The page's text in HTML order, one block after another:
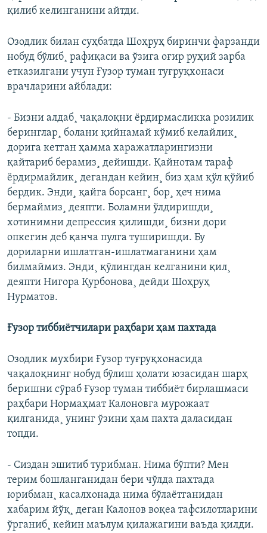
қилиб келинганини айтди.
Озодлик билан суҳбатда Шоҳруҳ биринчи фарзанди
нобуд бўлиб¸ рафиқаси ва ўзига оғир руҳий зарба
етказилгани учун Ғузор туман туғруқхонаси
врачларини айблади:
- Бизни алдаб¸ чақалоқни ëрдирмасликка розилик
беринглар¸ болани қийнамай кўмиб келайлик¸
дорига кетган ҳамма харажатларингизни
қайтариб берамиз¸ дейишди. Қайнотам тараф
ëрдирмайлик¸ дегандан кейин¸ биз ҳам қўл қўйиб
бердик. Энди¸ қайга борсанг¸ бор¸ ҳеч нима
бермаймиз¸ деяпти. Боламни ўлдиришди¸
хотинимни депрессия қилишди¸ бизни дори
опкегин деб қанча пулга туширишди. Бу
дориларни ишлатган-ишлатмаганини ҳам
билмаймиз. Энди¸ қўлингдан келганини қил¸
деяпти Нигора Қурбонова¸ дейди Шоҳруҳ
Нурматов.
Ғузор тиббиëтчилари раҳбари ҳам пахтада
Озодлик мухбири Ғузор туғруқхонасида
чақалоқнинг нобуд бўлиш ҳолати юзасидан шарҳ
беришни сўраб Ғузор туман тиббиëт бирлашмаси
раҳбари Нормаҳмат Калоновга мурожаат
қилганида¸ унинг ўзини ҳам пахта даласидан
топди.
- Сиздан эшитиб турибман. Нима бўпти? Мен
терим бошланганидан бери чўлда пахтада
юрибман¸ касалхонада нима бўлаëтганидан
хабарим йўқ¸ деган Калонов воқеа тафсилотларини
ўрганиб¸ кейин маълум қилажагини ваъда қилди.